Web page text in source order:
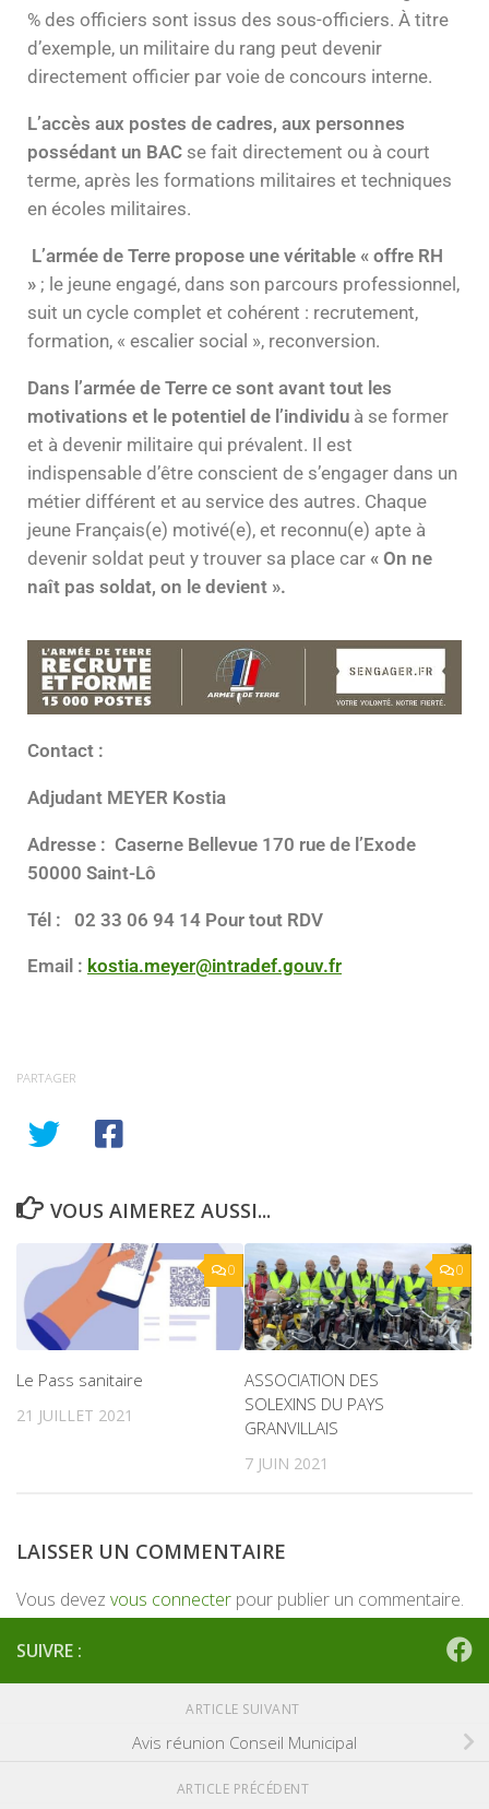
% des officiers sont issus des sous-officiers. À titre
d’exemple, un militaire du rang peut devenir
directement officier par voie de concours interne.
L’accès aux postes de cadres, aux personnes
possédant un BAC se fait directement ou à court
terme, après les formations militaires et techniques
en écoles militaires.
L’armée de Terre propose une véritable « offre RH
» ; le jeune engagé, dans son parcours professionnel,
suit un cycle complet et cohérent : recrutement,
formation, « escalier social », reconversion.
Dans l’armée de Terre ce sont avant tout les
motivations et le potentiel de l’individu à se former
et à devenir militaire qui prévalent. Il est
indispensable d’être conscient de s’engager dans un
métier différent et au service des autres. Chaque
jeune Français(e) motivé(e), et reconnu(e) apte à
devenir soldat peut y trouver sa place car « On ne
naît pas soldat, on le devient ».
Contact :
Adjudant MEYER Kostia
Adresse : Caserne Bellevue 170 rue de l’Exode
50000 Saint-Lô
Tél : 02 33 06 94 14 Pour tout RDV
Email : kostia.meyer@intradef.gouv.fr
PARTAGER
VOUS AIMEREZ AUSSI...
0
Le Pass sanitaire
21 JUILLET 2021
0
ASSOCIATION DES
SOLEXINS DU PAYS
GRANVILLAIS
7 JUIN 2021
LAISSER UN COMMENTAIRE
Vous devez vous connecter pour publier un commentaire.
SUIVRE :
ARTICLE SUIVANT
Avis réunion Conseil Municipal
ARTICLE PRÉCÉDENT